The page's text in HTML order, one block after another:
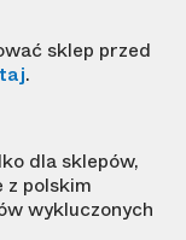
sklep przed
.
dla sklepów,
polskim
wykluczonych